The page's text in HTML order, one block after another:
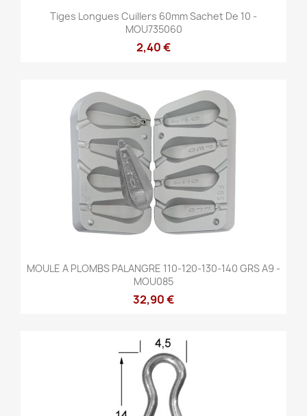
Tiges Longues Cuillers 60mm Sachet De 10 -
MOU735060
2,40 €
MOULE A PLOMBS PALANGRE 110-120-130-140 GRS A9 -
MOU085
32,90 €